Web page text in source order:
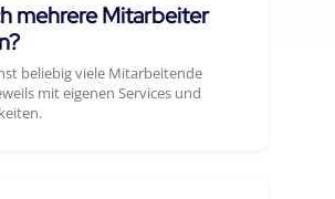
mehrere Mitarbeiter
beliebig viele Mitarbeitende
mit eigenen Services und